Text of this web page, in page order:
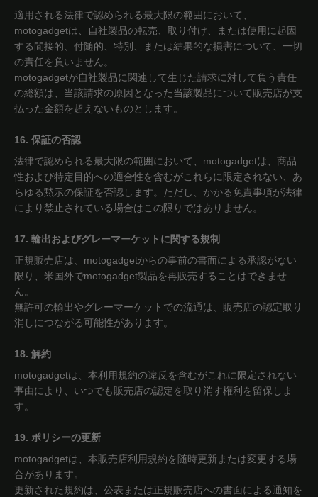
適用される法律で認められる最大限の範囲において、
motogadgetは、自社製品の転売、取り付け、または使用に起因
する間接的、付随的、特別、または結果的な損害について、一切
の責任を負いません。
motogadgetが自社製品に関連して生じた請求に対して負う責任
の総額は、当該請求の原因となった当該製品について販売店が支
払った金額を超えないものとします。
16. 保証の否認
法律で認められる最大限の範囲において、motogadgetは、商品
性および特定目的への適合性を含むがこれらに限定されない、あ
らゆる黙示の保証を否認します。ただし、かかる免責事項が法律
により禁止されている場合はこの限りではありません。
17. 輸出およびグレーマーケットに関する規制
正規販売店は、motogadgetからの事前の書面による承認がない
限り、米国外でmotogadget製品を再販売することはできませ
ん。
無許可の輸出やグレーマーケットでの流通は、販売店の認定取り
消しにつながる可能性があります。
18. 解約
motogadgetは、本利用規約の違反を含むがこれに限定されない
事由により、いつでも販売店の認定を取り消す権利を留保しま
す。
19. ポリシーの更新
motogadgetは、本販売店利用規約を随時更新または変更する場
合があります。
更新された規約は、公表または正規販売店への書面による通知を